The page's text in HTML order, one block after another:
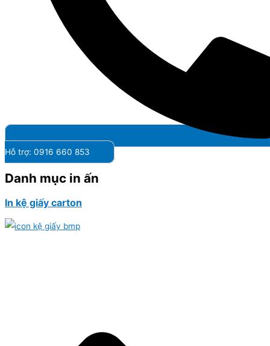
Hỗ trợ: 0916 660 853
Danh mục in ấn
In kệ giấy carton